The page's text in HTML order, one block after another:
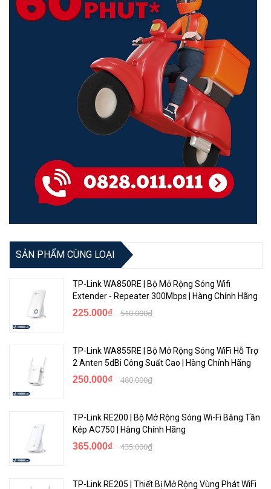
Lần theo màu sắc của đèn tín hiệu LED, bạn có thể dễ dàng tìm
được vị trí tốt nhất cho bộ lặp sóng của mình theo môi trường
mạng thực tế của bạn. Màu xanh cho biết kết nối tốt, và màu đỏ
cho biết kết nối yếu.
Cấu hình Bộ lặp sóng của bạn bằng Điện thoại thông minh/Máy
Đơn giản là thực tế. Bạn có thể cấu hình bộ lặp sóng của bạn bằng
Điện thoại thông minh hoặc Máy tính bảng chỉ với ba bước:
Bước 1: Kết nối điện thoại thông minh hoặc máy tính bảng với SSID
Bước 2: Mở trình duyệt web, vào re.tenda.vn, và thiết lập mật khẩu
đăng nhập của bạn (tuỳ chọn)
SẢN PHẨM CÙNG LOẠI
TP-Link WA850RE | Bộ Mở Rộng Sóng Wifi
Extender - Repeater 300Mbps | Hàng Chính Hãng
225.000₫ 510.000₫
TP-Link WA855RE | Bộ Mở Rộng Sóng WiFi Hỗ Trợ
2 Anten 5dBi Công Suất Cao | Hàng Chính Hãng
250.000₫ 480.000₫
TP-Link RE200 | Bộ Mở Rộng Sóng Wi-Fi Băng Tần
Kép AC750 | Hàng Chính Hãng
365.000₫ 435.000₫
TP-Link RE205 | Thiết Bị Mở Rộng Vùng Phát WiFi